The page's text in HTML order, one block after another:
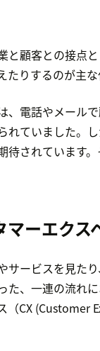
と顧客との接点
りするのが主な
、電話やメール
れていました。
待されています
ーエクス
サービスを見た
た、一連の流れ
（CX (Customer